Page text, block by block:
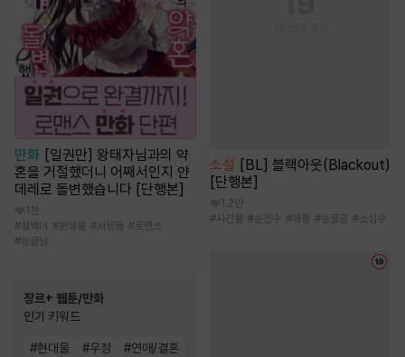
만화 [일권만] 왕태자님과의 약
혼을 거절했더니 어째서인지 얀
데레로 돌변했습니다 [단행본]
1천
#철벽녀 # 환생물 #서양풍 #로맨스
#능글남
장르+ 웹툰/만화
인기 키워드
#현대물 #우정 #연애/결혼
소설 [BL] 블랙아웃(Blackout)
[단행본]
1.2만
#사건물 #순진수 #애증 #능글공 #소심수